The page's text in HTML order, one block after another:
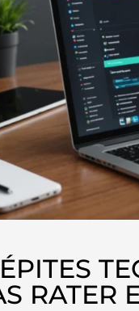
RATER